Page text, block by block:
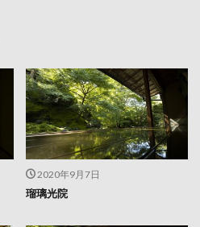
2020年9月7日
瑠璃光院